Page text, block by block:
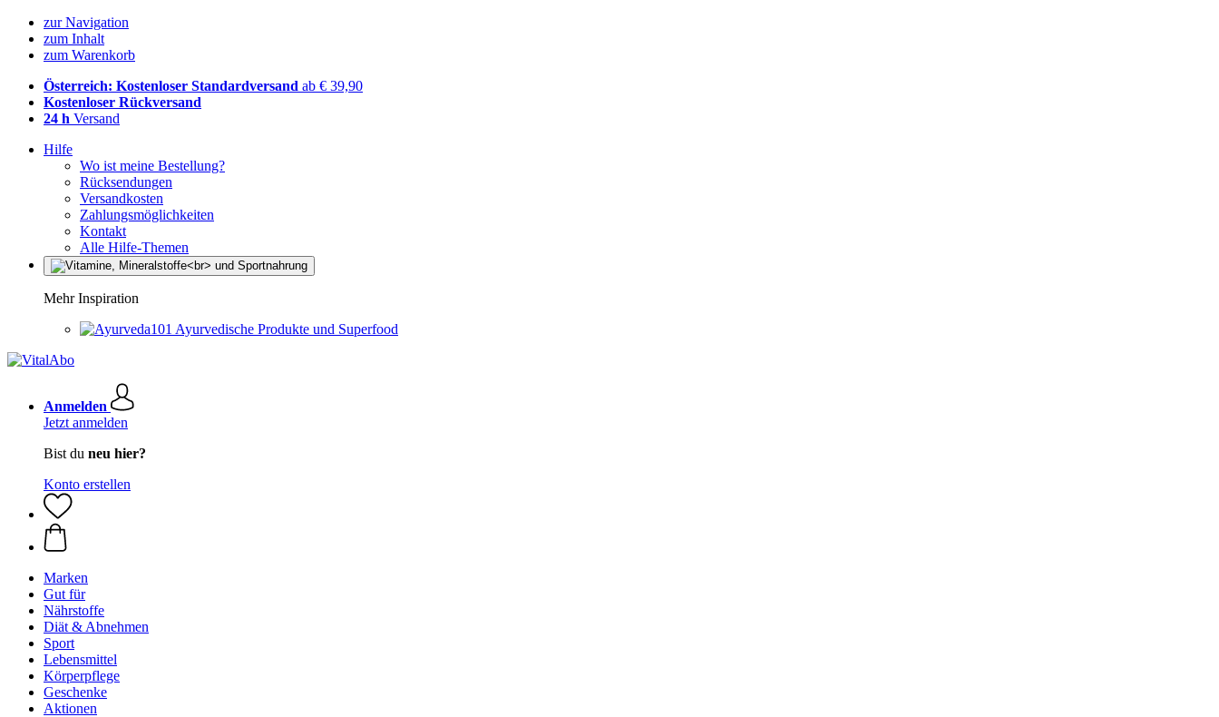
zur Navigation
zum Inhalt
zum Warenkorb
Österreich: Kostenloser Standardversand ab € 39,90
Kostenloser Rückversand
24 h Versand
Hilfe
Wo ist meine Bestellung?
Rücksendungen
Versandkosten
Zahlungsmöglichkeiten
Kontakt
Alle Hilfe-Themen
Mehr Inspiration
Ayurvedische Produkte und Superfood
Anmelden
Jetzt anmelden
Bist du neu hier?
Konto erstellen
Marken
Gut für
Nährstoffe
Diät & Abnehmen
Sport
Lebensmittel
Körperpflege
Geschenke
Aktionen